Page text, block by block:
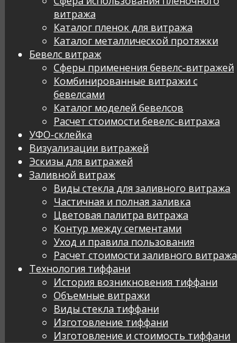
витража
Каталог пленок для витража
Каталог металлической протяжки
Бевелс витраж
Сферы применения бевелс-витражей
Комбинированные витражи с
бевелсами
Каталог моделей бевелсов
Расчет стоимости бевелс-витража
УФО-склейка
Визуализации витражей
Эскизы для витражей
Заливной витраж
Виды стекла для заливного витража
Частичная и полная заливка
Цветовая палитра витража
Контур между сегментами
Уход и правила пользования
Расчет стоимости заливного витража
Технология тиффани
История возникновения тиффани
Объемные витражи
Виды стекла тиффани
Изготовление тиффани
Изготовление и стоимость тиффани